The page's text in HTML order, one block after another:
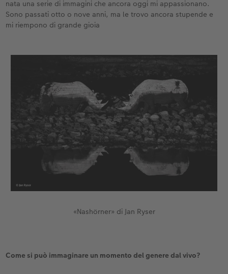
nata una serie di immagini che ancora oggi mi appassionano.
Sono passati otto o nove anni, ma le trovo ancora stupende e
mi riempono di grande gioia
«Nashörner» di Jan Ryser
Come si può immaginare un momento del genere dal vivo?